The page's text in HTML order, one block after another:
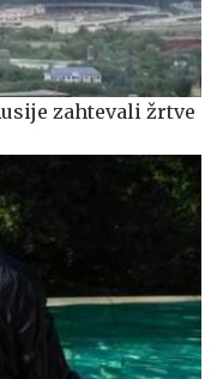
zahtevali žrtve